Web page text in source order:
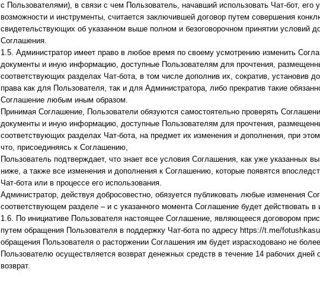
с Пользователями), в связи с чем Пользователь, начавший использовать Чат-бот, его
возможности и инструменты, считается заключившей договор путем совершения
свидетельствующих об указанном выше полном и безоговорочном принятии условий
Соглашения.
1.5. Администратор имеет право в любое время по своему усмотрению изменить
документы и иную информацию, доступные Пользователям для прочтения,
соответствующих разделах Чат-бота, в том числе дополнив их, сократив, установив
права как для Пользователя, так и для Администратора, либо прекратив такие
Соглашение любым иным образом.
Принимая Соглашение, Пользователи обязуются самостоятельно проверять
документы и иную информацию, доступные Пользователям для прочтения,
соответствующих разделах Чат-бота, на предмет их изменения и дополнения, при
что, присоединяясь к Соглашению,
Пользователь подтверждает, что знает все условия Соглашения, как уже указанных
ниже, а также все изменения и дополнения к Соглашению, которые появятся
Чат-бота или в процессе его использования.
Администратор, действуя добросовестно, обязуется публиковать любые изменения
соответствующем разделе – и с указанного момента Соглашение будет действовать в
1.6. По инициативе Пользователя настоящее Соглашение, являющееся договором
путем обращения Пользователя в поддержку Чат-бота по адресу https://t.me/
обращения Пользователя о расторжении Соглашения им будет израсходовано не
Пользователю осуществляется возврат денежных средств в течение 14 рабочих дней
возврат.